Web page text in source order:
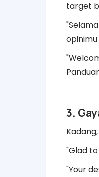
target
​3.
​"Glad
​"Your